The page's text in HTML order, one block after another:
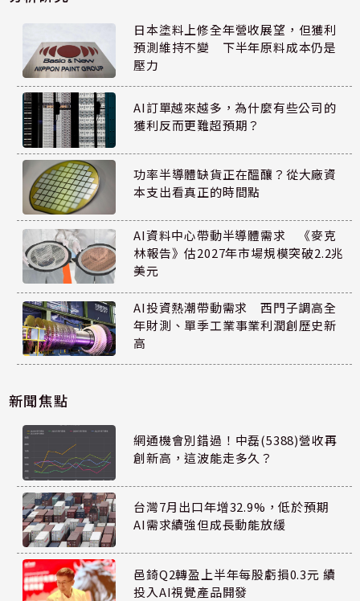
日本塗料上修全年營收展望，但獲利
預測維持不變 下半年原料成本仍是
壓力
AI訂單越來越多，為什麼有些公司的
獲利反而更難超預期？
功率半導體缺貨正在醞釀？從大廠資
本支出看真正的時間點
AI資料中心帶動半導體需求 《麥克
林報告》估2027年市場規模突破2.2兆
美元
AI投資熱潮帶動需求 西門子調高全
年財測、單季工業事業利潤創歷史新
高
新聞焦點
網通機會別錯過！中磊(5388)營收再
創新高，這波能走多久？
台灣7月出口年增32.9%，低於預期
AI需求續強但成長動能放緩
邑錡Q2轉盈上半年每股虧損0.3元 續
投入AI視覺產品開發